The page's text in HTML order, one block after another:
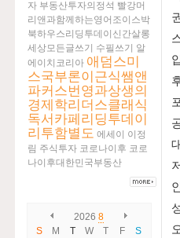
자 부동산투자의정석 빨강머
리앤과함께하는영어조이스박
북하우스리딩투데이신간살롱
세상모든글쓰기
수필쓰기
알
에이치코리아 애덤스미
스국부론이근식쌤앤
파커스번영과상생의
경제학리더스클래식
독서카페리딩투데이
리투함별도 에세이
이정
림 주식투자 코로나이후 코로
나이후대한민국부동산
2026 8
S
M T W T F
S